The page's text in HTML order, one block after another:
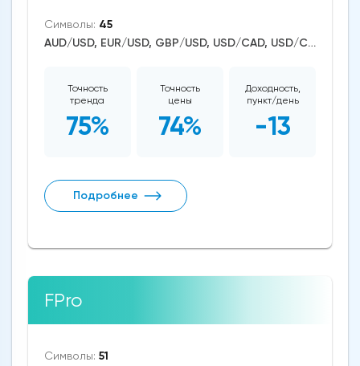
Символы: 45
AUD/USD, EUR/USD, GBP/USD, USD/CAD, USD/CHF, USD/JPY, CAD/CHF, EUR/AUD, EUR/NZD, EUR/GBP, CAD/JPY, EUR/CHF, GBP/AUD, GBP/NZD, AUD/NZD, GBP/CHF, NZD/CHF, AUD/CHF, EUR/JPY, CHF/JPY, EUR/CAD, GBP/JPY, NZD/JPY, AUD/JPY, NZD/USD, GBP/CAD, NZD/CAD, AUD/CAD, Litecoin/USD, Ethereum/USD, Bitcoin/USD, US Dollar Index, DAX, Dow Jones, NASDAQ 100, S&P 500, WTI Crude Oil, Natural Gas, Silver, Gold, Copper, Apple, Meta Platforms, Amazon, Tesla Motors
Точность
тренда
75%
Точность
цены
74%
Доходность,
пункт/день
-13
Подробнее
FPro
Символы: 51